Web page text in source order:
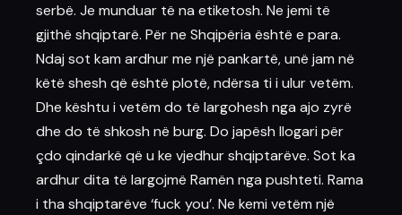
serbë. Je munduar të na etiketosh. Ne jemi të
gjithë shqiptarë. Për ne Shqipëria është e para.
Ndaj sot kam ardhur me një pankartë, unë jam në
këtë shesh që është plotë, ndërsa ti i ulur vetëm.
Dhe kështu i vetëm do të largohesh nga ajo zyrë
dhe do të shkosh në burg. Do japësh llogari për
çdo qindarkë që u ke vjedhur shqiptarëve. Sot ka
ardhur dita të largojmë Ramën nga pushteti. Rama
i tha shqiptarëve ‘fuck you’. Ne kemi vetëm një